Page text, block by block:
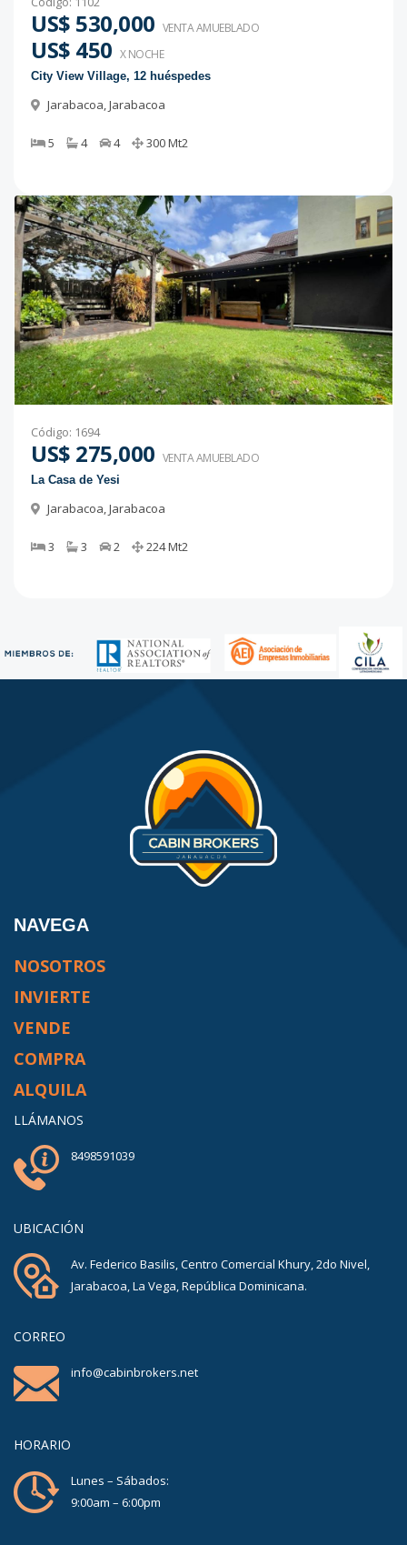
US$ 530,000 VENTA AMUEBLADO
US$ 450 X NOCHE
City View Village, 12 huéspedes
Jarabacoa,Jarabacoa
5 4 4 300Mt2
Código: 1694
US$ 275,000 VENTA AMUEBLADO
La Casa de Yesi
Jarabacoa,Jarabacoa
3 3 2 224Mt2
NAVEGA
NOSOTROS
INVIERTE
VENDE
COMPRA
ALQUILA
LLÁMANOS
8498591039
UBICACIÓN
Av. Federico Basilis, Centro Comercial Khury, 2do Nivel,
Jarabacoa, La Vega, República Dominicana.
CORREO
info@cabinbrokers.net
HORARIO
Lunes – Sábados:
9:00am – 6:00pm